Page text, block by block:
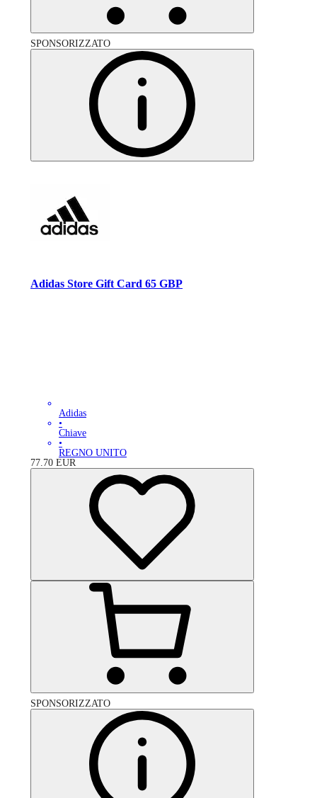
SPONSORIZZATO
Adidas Store Gift Card 65 GBP
Adidas
•
Chiave
•
REGNO UNITO
77.70 EUR
SPONSORIZZATO